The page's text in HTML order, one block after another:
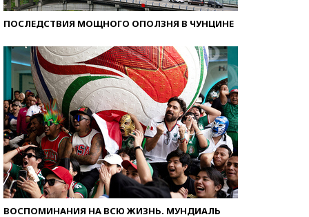
ПОСЛЕДСТВИЯ МОЩНОГО ОПОЛЗНЯ В ЧУНЦИНЕ
ВОСПОМИНАНИЯ НА ВСЮ ЖИЗНЬ. МУНДИАЛЬ